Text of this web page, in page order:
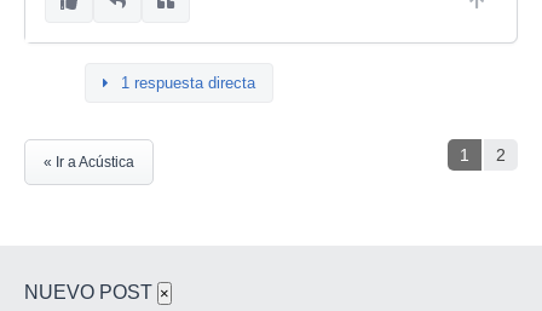
1 respuesta directa
1 2
« Ir a Acústica
NUEVO POST ×